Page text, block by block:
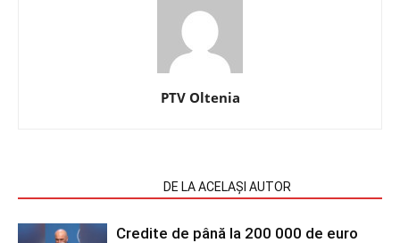
PTV Oltenia
DE LA ACELAȘI AUTOR
Credite de până la 200 000 de euro